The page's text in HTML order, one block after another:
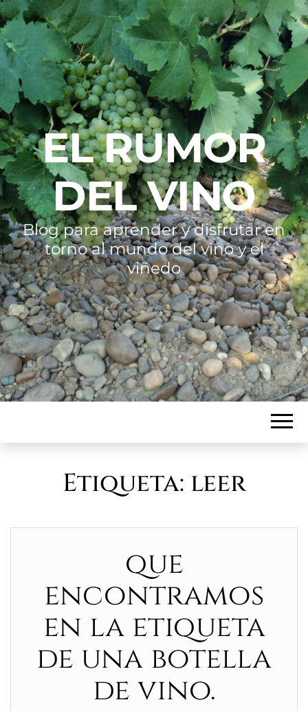
EL RUMOR
DEL VINO
Blog para aprender y disfrutar en
torno al mundo del vino y el
viñedo
Etiqueta: leer
que
encontramos
en la etiqueta
de una botella
de vino.